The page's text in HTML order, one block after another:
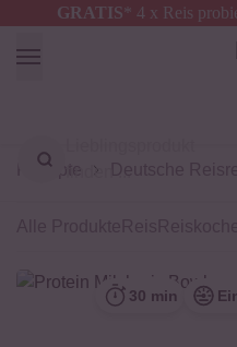
GRATIS * 4 x Reis
Österreich
finden ...
Rezepte
30 min